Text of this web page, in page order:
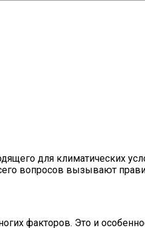
для климатических
вопросов вызывают
факторов. Это и